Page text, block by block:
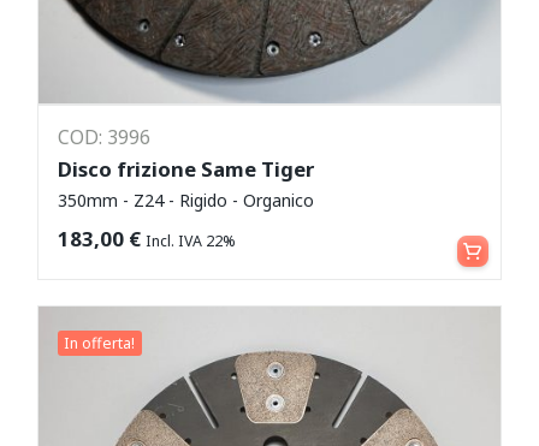
COD: 3996
Disco frizione Same Tiger
350mm - Z24 - Rigido - Organico
183,00 € Incl. IVA 22% Aggiungi al carrello
In offerta!